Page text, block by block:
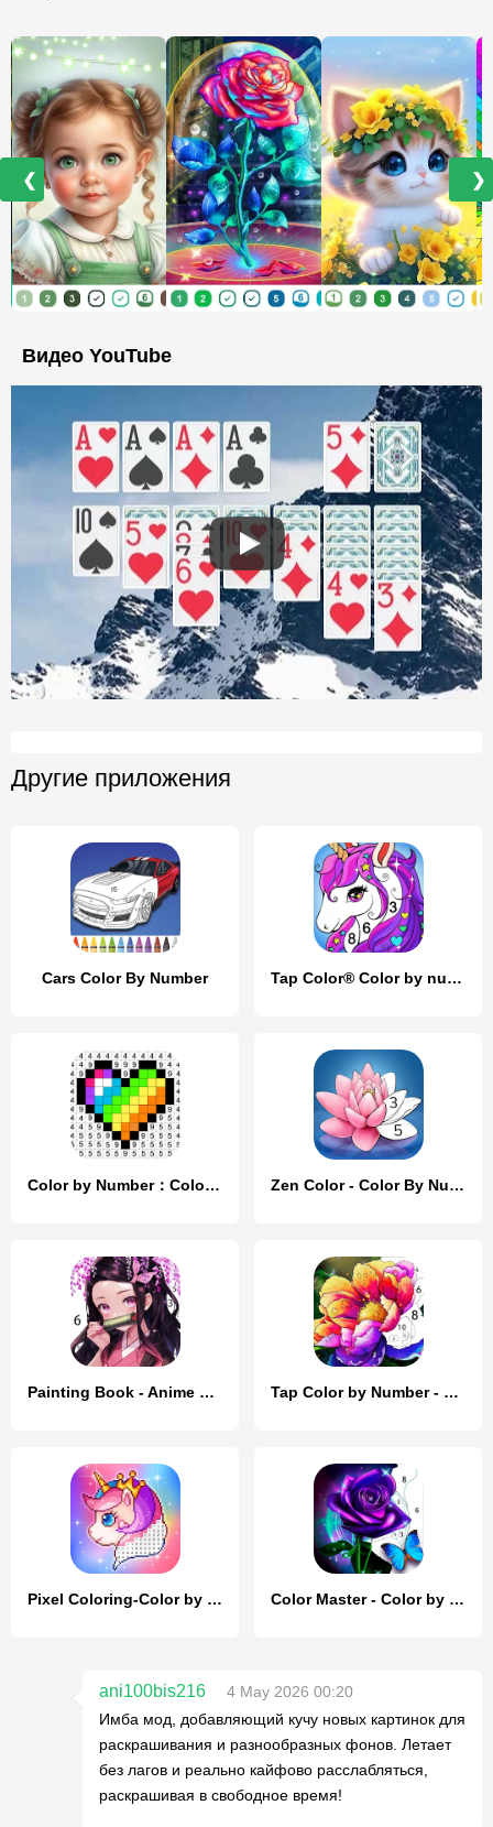
❮ ❯
Видео YouTube
Другие приложения
Cars Color By Number Tap Color® Color by number
Color by Number：Coloring Games Zen Color - Color By Number
Painting Book - Anime Color Tap Color by Number - Coloring
Pixel Coloring-Color by number Color Master - Color by Number
ani100bis216
4 May 2026 00:20
Имба мод, добавляющий кучу новых картинок для
раскрашивания и разнообразных фонов. Летает
без лагов и реально кайфово расслабляться,
раскрашивая в свободное время!